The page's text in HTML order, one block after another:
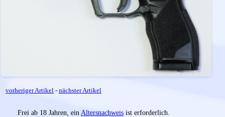
vorheriger Artikel - nächster Artikel
Frei ab 18 Jahren, ein Altersnachweisist erforderlich.